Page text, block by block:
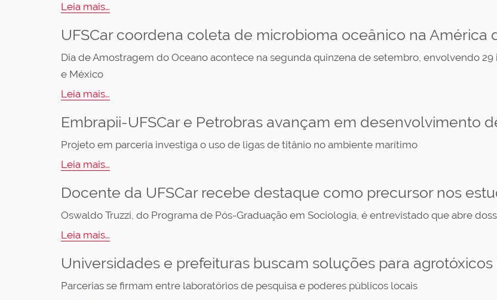
Leia mais…
UFSCar coordena coleta de microbioma oceânico na América
Dia de Amostragem do Oceano acontece na segunda quinzena de setembro, envolvendo
e México
Leia mais…
Embrapii-UFSCar e Petrobras avançam em desenvolvimento
Projeto em parceria investiga o uso de ligas de titânio no ambiente marítimo
Leia mais…
Docente da UFSCar recebe destaque como precursor nos
Oswaldo Truzzi, do Programa de Pós-Graduação em Sociologia, é entrevistado que abre
Leia mais…
Universidades e prefeituras buscam soluções para agrotóxicos
Parcerias se firmam entre laboratórios de pesquisa e poderes públicos locais